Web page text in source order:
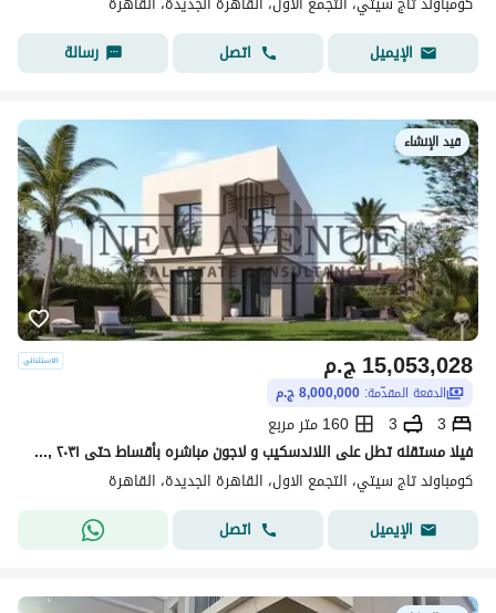
الإيميل
اتصل رسالة
قيد الإنشاء
ج.م15,053,028
الدفعة المقدّمة: 8,000,000 ج.م
3
3
160 متر مربع
فيلا مستقله تطل على اللاندسكيب و لاجون مباشره بأقساط حتى ٢٠٣١ ,قسط ربع سنوى 320,592 و استلام 2027 فى كمبوند سكنى راق, تاج سيتى
كومباوند تاج سيتي، التجمع الاول، القاهرة الجديدة، القاهرة
الإيميل
اتصل